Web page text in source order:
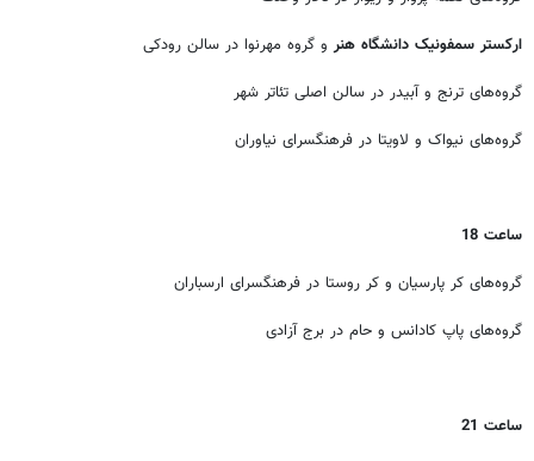
ارکستر سمفونیک دانشگاه هنرو گروه مهرنوا در سالن رودکی
گروه‌های ترنج و آبیدر در سالن اصلی تئاتر شهر
گروه‌های نیواک و لاویتا در فرهنگسرای نیاوران
ساعت 18
گروه‌های کر پارسیان و کر روستا در فرهنگسرای ارسباران
گروه‌های پاپ کادانس و حام در برج آزادی
ساعت 21